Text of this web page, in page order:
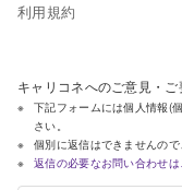
利用規約
キャリコネへのご意見・ご
下記フォームには個人情報(
さい。
個別に返信はできませんので
返信の必要なお問い合わせは